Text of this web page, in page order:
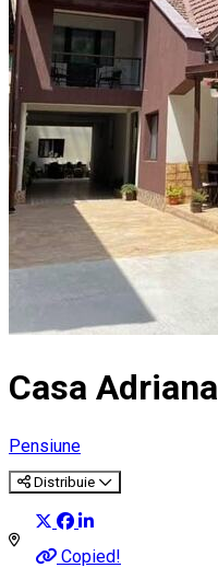
Casa Adriana
Pensiune
Distribuie
Copied!